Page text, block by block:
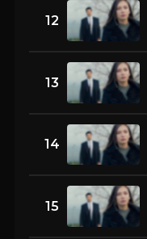
12
13
14
15